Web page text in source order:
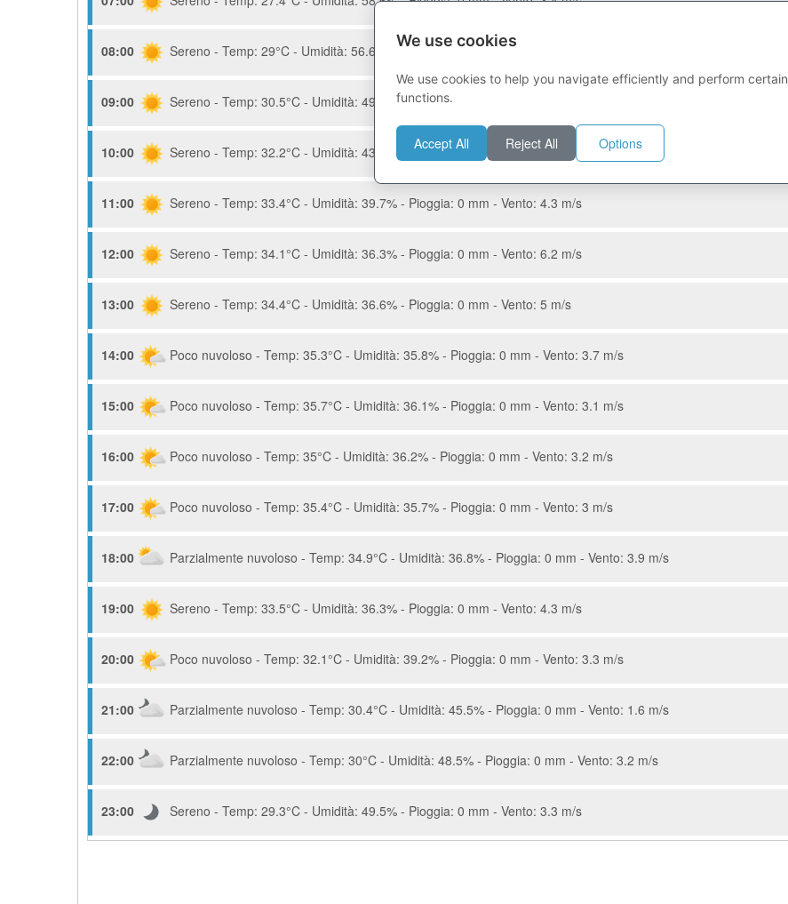
08:00 Sereno - Temp: 29°C - Umidità: 56.6% - Pioggia: 0 mm - Vento: 3.3 m/s
09:00 Sereno - Temp: 30.5°C - Umidità: 49.5% - Pioggia: 0 mm - Vento: 3.6 m/s
10:00 Sereno - Temp: 32.2°C - Umidità: 43.9% - Pioggia: 0 mm - Vento: 4.4 m/s
11:00 Sereno - Temp: 33.4°C - Umidità: 39.7% - Pioggia: 0 mm - Vento: 4.3 m/s
12:00 Sereno - Temp: 34.1°C - Umidità: 36.3% - Pioggia: 0 mm - Vento: 6.2 m/s
13:00 Sereno - Temp: 34.4°C - Umidità: 36.6% - Pioggia: 0 mm - Vento: 5 m/s
14:00 Poco nuvoloso - Temp: 35.3°C - Umidità: 35.8% - Pioggia: 0 mm - Vento: 3.7 m/s
15:00 Poco nuvoloso - Temp: 35.7°C - Umidità: 36.1% - Pioggia: 0 mm - Vento: 3.1 m/s
16:00 Poco nuvoloso - Temp: 35°C - Umidità: 36.2% - Pioggia: 0 mm - Vento: 3.2 m/s
17:00 Poco nuvoloso - Temp: 35.4°C - Umidità: 35.7% - Pioggia: 0 mm - Vento: 3 m/s
18:00 Parzialmente nuvoloso - Temp: 34.9°C - Umidità: 36.8% - Pioggia: 0 mm - Vento: 3.9 m/s
19:00 Sereno - Temp: 33.5°C - Umidità: 36.3% - Pioggia: 0 mm - Vento: 4.3 m/s
20:00 Poco nuvoloso - Temp: 32.1°C - Umidità: 39.2% - Pioggia: 0 mm - Vento: 3.3 m/s
21:00 Parzialmente nuvoloso - Temp: 30.4°C - Umidità: 45.5% - Pioggia: 0 mm - Vento: 1.6 m/s
22:00 Parzialmente nuvoloso - Temp: 30°C - Umidità: 48.5% - Pioggia: 0 mm - Vento: 3.2 m/s
23:00 Sereno - Temp: 29.3°C - Umidità: 49.5% - Pioggia: 0 mm - Vento: 3.3 m/s
We use cookies
We use cookies to help you navigate efficiently and perform certain
functions.
Accept All Reject All Options